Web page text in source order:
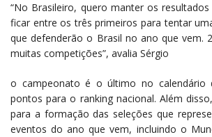
“No Brasileiro, quero manter os resultados
ficar entre os três primeiros para tentar
que defenderão o Brasil no ano que vem.
muitas competições”, avalia Sérgio
o campeonato é o último no calendário
pontos para o ranking nacional. Além
para a formação das seleções que
eventos do ano que vem, incluindo o